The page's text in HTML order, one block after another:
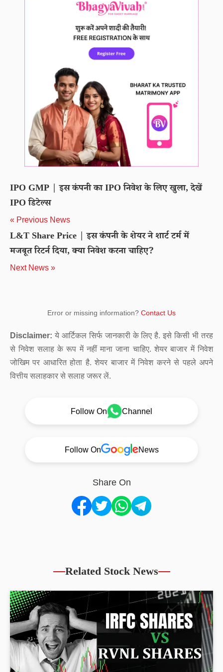
IPO GMP | इस कंपनी का IPO निवेश के लिए खुला, देखें
IPO डिटेल्स
« Previous News
L&T Share Price | इस कंपनी के शेयर ने शार्ट टर्म में
मजबूत रिटर्न दिया, क्या निवेश करना चाहिए?
Next News »
Error or missing information? Contact Us
Disclaimer: ये आर्टिकल सिर्फ जानकारी के लिए है. इसे किसी भी तरह
से निवेश सलाह के रूप में नहीं माना जाना चाहिए. शेयर बाजार में निवेश
जोखिम पर आधारित होता है. शेयर बाजार में निवेश करने से पहले अपने
वित्तीय सलाहकार से सलाह जरूर लें.
Follow On Channel
Follow On News
Share On
Related Stock News